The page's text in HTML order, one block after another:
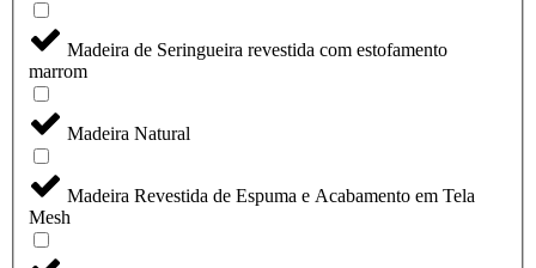
Madeira de Seringueira revestida com estofamento
marrom
Madeira Natural
Madeira Revestida de Espuma e Acabamento em Tela
Mesh